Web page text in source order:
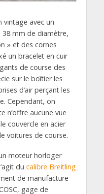
vintage avec un
mm de diamètre,
» et des cornes
un bracelet en cuir
de course des
sur le boîtier les
d’air perçant les
Cependant, on
n’offre aucune vue
couvercle en acier
voitures de course.
moteur horloger
du calibre Breitling
de manufacture
gage de